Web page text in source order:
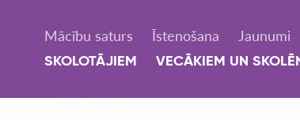
Mācību saturs Īstenošana Jaunumi
SKOLOTĀJIEM VECĀKIEM UN